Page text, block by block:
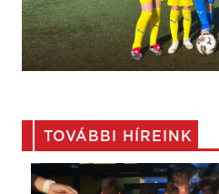
TOVÁBBI HÍREINK